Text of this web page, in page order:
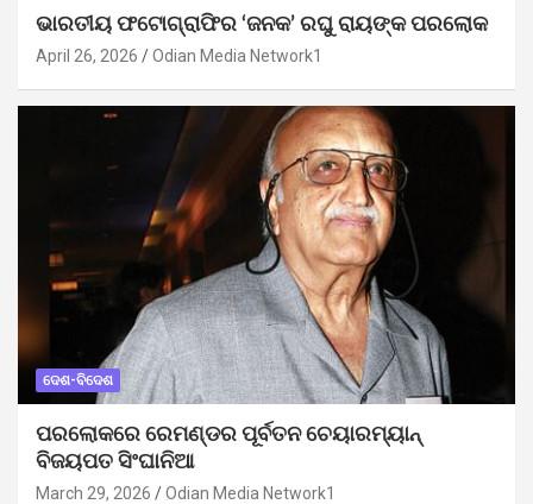
ଭାରତୀୟ ଫଟୋଗ୍ରାଫିର ‘ଜନକ’ ରଘୁ ରାୟଙ୍କ ପରଲୋକ
April 26, 2026 Odian Media Network1
ଦେଶ-ବିଦେଶ
ପରଲୋକରେ ରେମଣ୍ଡର ପୂର୍ବତନ ଚେୟାରମ୍ୟାନ୍
ବିଜୟପତ ସିଂଘାନିଆ
March 29, 2026 Odian Media Network1